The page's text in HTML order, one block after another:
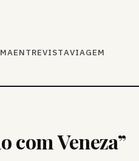
ENTREVISTAVIAGEM
com Veneza”